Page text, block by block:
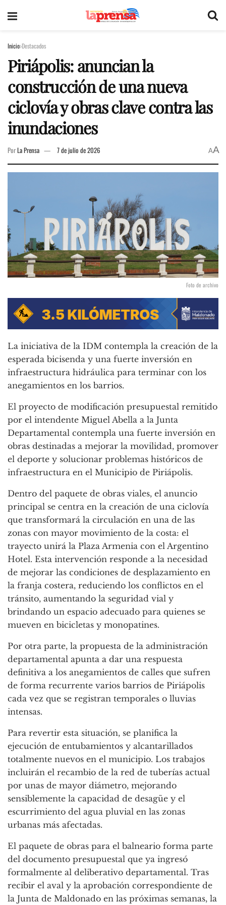
Inicio Destacados
Piriápolis: anuncian la
construcción de una nueva
ciclovía y obras clave contra las
inundaciones
PorLa Prensa 7 de julio de 2026 AA
Foto de archivo
La iniciativa de la IDM contempla la creación de la
esperada bicisenda y una fuerte inversión en
infraestructura hidráulica para terminar con los
anegamientos en los barrios.
El proyecto de modificación presupuestal remitido
por el intendente Miguel Abella a la Junta
Departamental contempla una fuerte inversión en
obras destinadas a mejorar la movilidad, promover
el deporte y solucionar problemas históricos de
infraestructura en el Municipio de Piriápolis.
Dentro del paquete de obras viales, el anuncio
principal se centra en la creación de una ciclovía
que transformará la circulación en una de las
zonas con mayor movimiento de la costa: el
trayecto unirá la Plaza Armenia con el Argentino
Hotel. Esta intervención responde a la necesidad
de mejorar las condiciones de desplazamiento en
la franja costera, reduciendo los conflictos en el
tránsito, aumentando la seguridad vial y
brindando un espacio adecuado para quienes se
mueven en bicicletas y monopatines.
Por otra parte, la propuesta de la administración
departamental apunta a dar una respuesta
definitiva a los anegamientos de calles que sufren
de forma recurrente varios barrios de Piriápolis
cada vez que se registran temporales o lluvias
intensas.
Para revertir esta situación, se planifica la
ejecución de entubamientos y alcantarillados
totalmente nuevos en el municipio. Los trabajos
incluirán el recambio de la red de tuberías actual
por unas de mayor diámetro, mejorando
sensiblemente la capacidad de desagüe y el
escurrimiento del agua pluvial en las zonas
urbanas más afectadas.
El paquete de obras para el balneario forma parte
del documento presupuestal que ya ingresó
formalmente al deliberativo departamental. Tras
recibir el aval y la aprobación correspondiente de
la Junta de Maldonado en las próximas semanas, la